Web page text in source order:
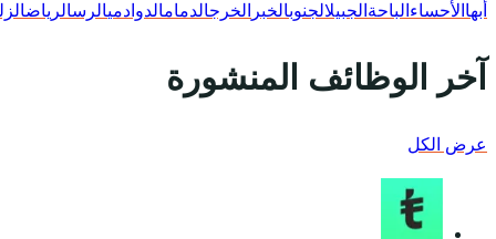
أبها الأحساء الباحة الجبيلالجنوبالخبر الخرجالدمامالدوادميالرسالرياض
آخر الوظائف المنشورة
عرض الكل